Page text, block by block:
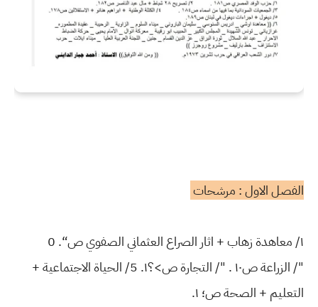
الفصل الاول : مرشحات
١/ معاهدة زهاب + اثار الصراع العثماني الصفوي ص“. 0
"/ الزراعة ص١٠ . "/ التجارة ص>؟١. 5/ الحياة الاجتماعية +
التعليم + الصحة ص؛ ١.